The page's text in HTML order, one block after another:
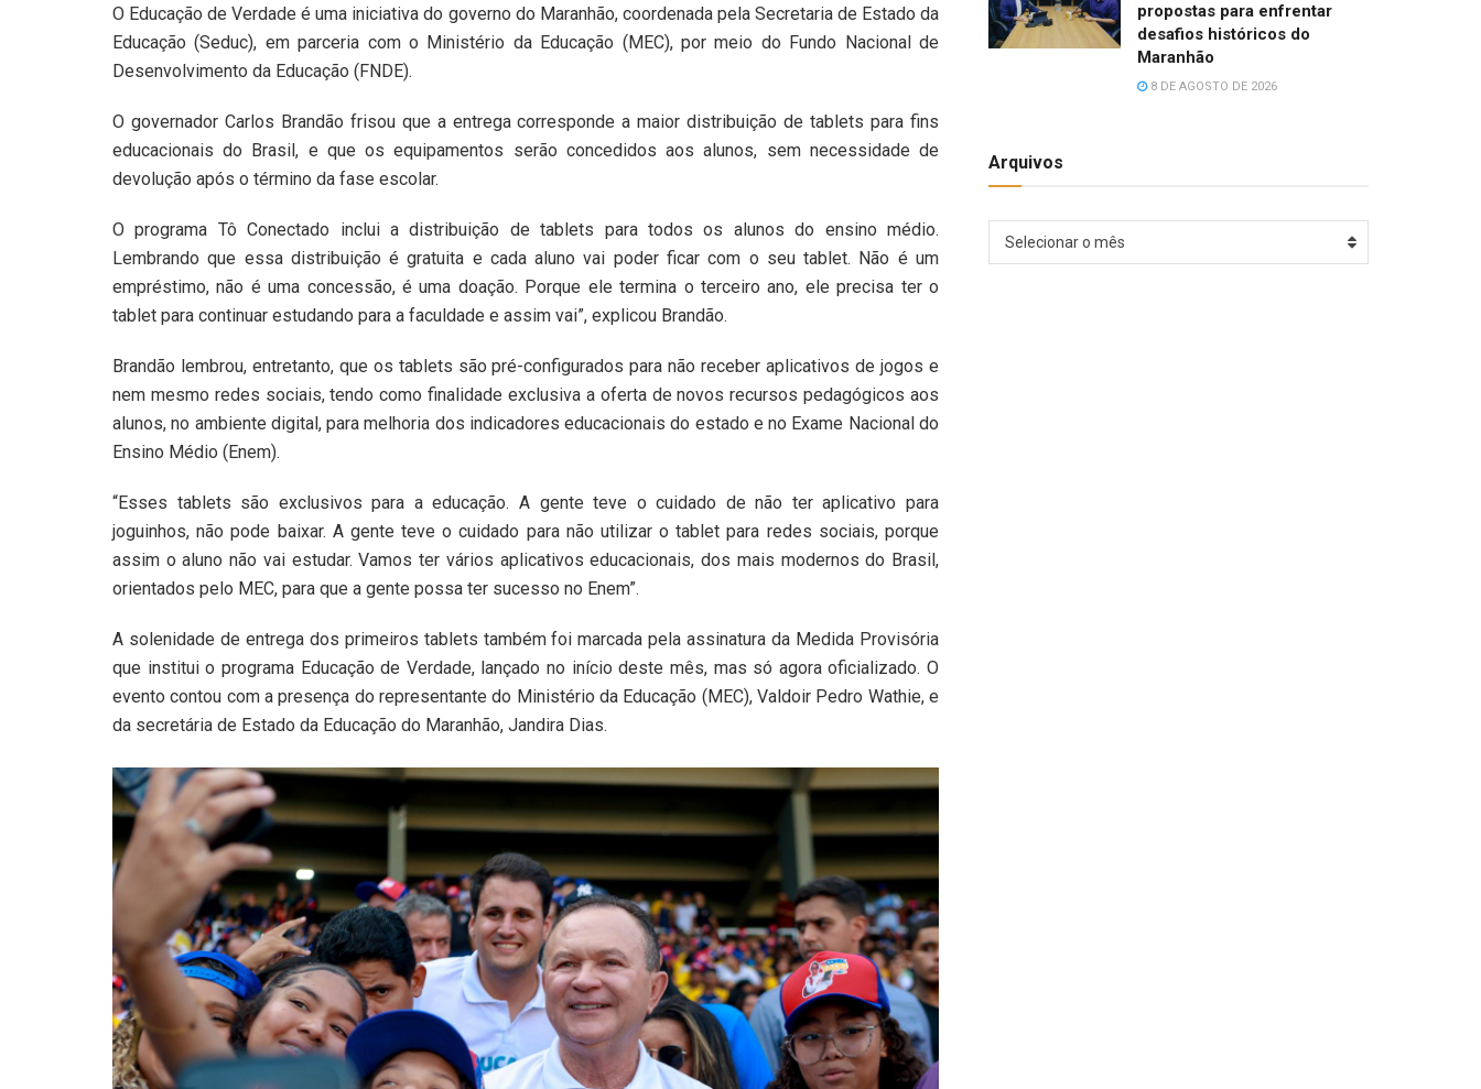
O Educação de Verdade é uma iniciativa do governo do Maranhão, coordenada pela Secretaria de Estado da
Educação (Seduc), em parceria com o Ministério da Educação (MEC), por meio do Fundo Nacional de
Desenvolvimento da Educação (FNDE).
O governador Carlos Brandão frisou que a entrega corresponde a maior distribuição de tablets para fins
educacionais do Brasil, e que os equipamentos serão concedidos aos alunos, sem necessidade de
devolução após o término da fase escolar.
O programa Tô Conectado inclui a distribuição de tablets para todos os alunos do ensino médio.
Lembrando que essa distribuição é gratuita e cada aluno vai poder ficar com o seu tablet. Não é um
empréstimo, não é uma concessão, é uma doação. Porque ele termina o terceiro ano, ele precisa ter o
tablet para continuar estudando para a faculdade e assim vai”, explicou Brandão.
Brandão lembrou, entretanto, que os tablets são pré-configurados para não receber aplicativos de jogos e
nem mesmo redes sociais, tendo como finalidade exclusiva a oferta de novos recursos pedagógicos aos
alunos, no ambiente digital, para melhoria dos indicadores educacionais do estado e no Exame Nacional do
Ensino Médio (Enem).
“Esses tablets são exclusivos para a educação. A gente teve o cuidado de não ter aplicativo para
joguinhos, não pode baixar. A gente teve o cuidado para não utilizar o tablet para redes sociais, porque
assim o aluno não vai estudar. Vamos ter vários aplicativos educacionais, dos mais modernos do Brasil,
orientados pelo MEC, para que a gente possa ter sucesso no Enem”.
A solenidade de entrega dos primeiros tablets também foi marcada pela assinatura da Medida Provisória
que institui o programa Educação de Verdade, lançado no início deste mês, mas só agora oficializado. O
evento contou com a presença do representante do Ministério da Educação (MEC), Valdoir Pedro Wathie, e
da secretária de Estado da Educação do Maranhão, Jandira Dias.
propostas para enfrentar
desafios históricos do
Maranhão
8 DE AGOSTO DE 2026
Arquivos
Selecionar o mês